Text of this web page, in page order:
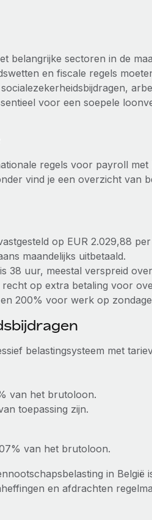
belangrijke sectoren in de
en fiscale regels
voor een soepele
regels voor payroll
vind je een overzicht van
op EUR 2.029,88
maandelijks uitbetaald.
38 uur, meestal verspreid
op extra betaling voor
200% voor werk op
belastingsysteem met
van het brutoloon.
toepassing zijn.
van het brutoloon.
in België
en afdrachten